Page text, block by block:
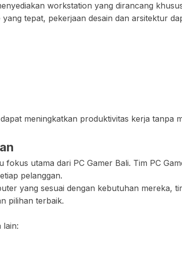
workstation yang dirancang
tepat, pekerjaan desain dan arsitektur
meningkatkan produktivitas kerja tanpa
utama dari PC Gamer Bali. Tim PC
pelanggan.
yang sesuai dengan kebutuhan mereka,
pilihan terbaik.
lain: